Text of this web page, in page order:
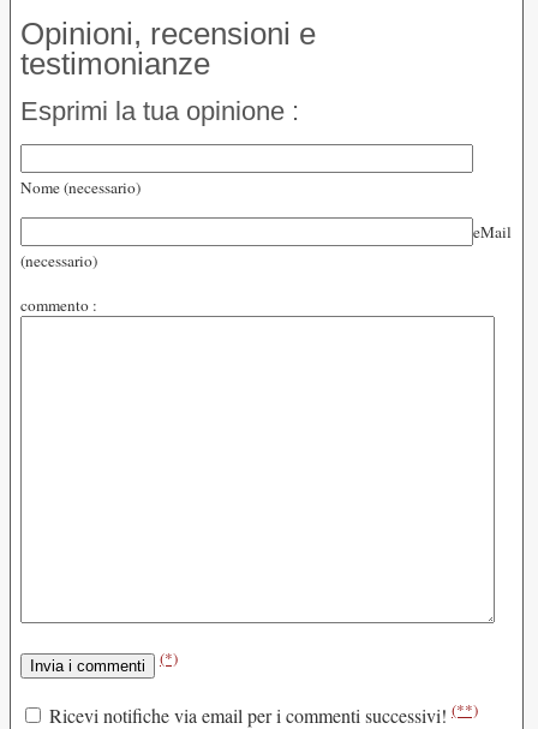
Opinioni, recensioni e
testimonianze
Esprimi la tua opinione :
Nome (necessario)
eMail
(necessario)
commento :
(*)
Ricevi notifiche via email per i commenti successivi! (**)